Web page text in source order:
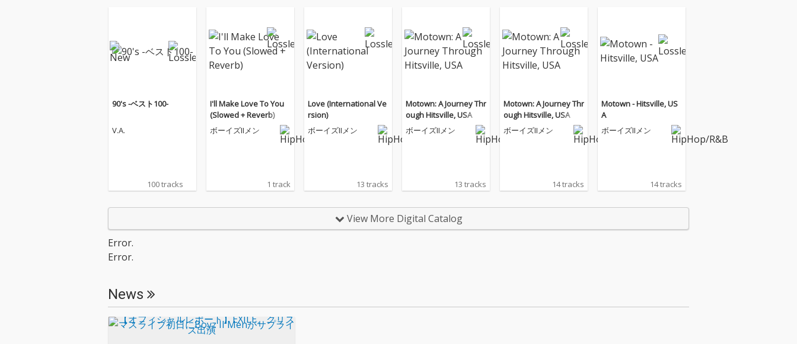
90's -ベスト100-
V.A.
100 tracks
I'll Make Love To You
(Slowed + Reverb)
ボーイズIIメン
1 track
Love (International Ve
rsion)
ボーイズIIメン
13 tracks
Motown: A Journey Thr
ough Hitsville, USA
ボーイズIIメン
13 tracks
Motown: A Journey Thr
ough Hitsville, USA
ボーイズIIメン
14 tracks
Motown - Hitsville, US
A
ボーイズIIメン
14 tracks
View More Digital Catalog
Error.
Error.
News